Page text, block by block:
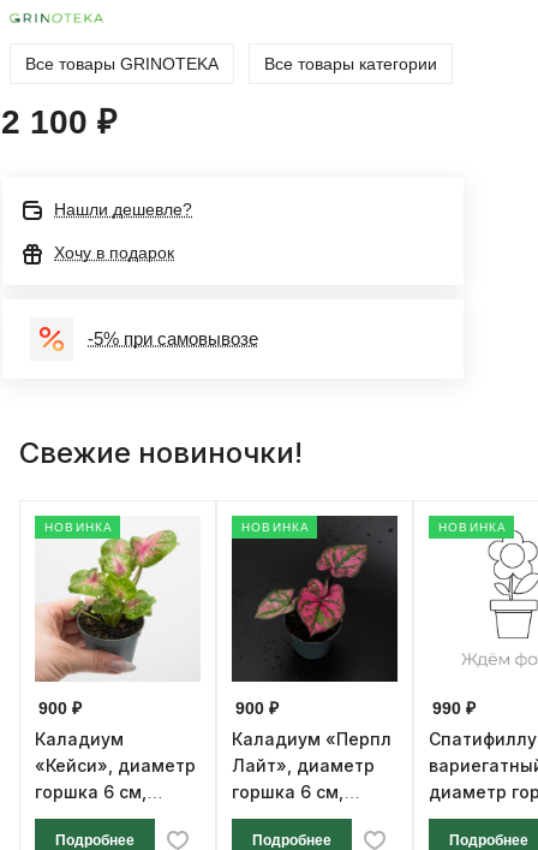
Все товары GRINOTEKA Все товары категории
2 100 ₽
Нашли дешевле?
Хочу в подарок
-5% при самовывозе
Свежие новиночки!
НОВИНКА
900 ₽
Каладиум
«Кейси», диаметр
горшка 6 см,
высота 12 см
Подробнее
НОВИНКА
900 ₽
Каладиум «Перпл
Лайт», диаметр
горшка 6 см,
высота 12 см
Подробнее
НОВИНКА
990 ₽
диаметр
см, высота
Подробнее